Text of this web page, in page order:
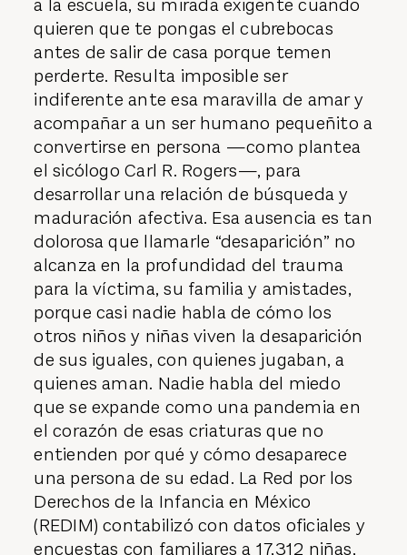
a la escuela, su mirada exigente cuando
quieren que te pongas el cubrebocas
antes de salir de casa porque temen
perderte. Resulta imposible ser
indiferente ante esa maravilla de amar y
acompañar a un ser humano pequeñito a
convertirse en persona —como plantea
el sicólogo Carl R. Rogers—, para
desarrollar una relación de búsqueda y
maduración afectiva. Esa ausencia es tan
dolorosa que llamarle “desaparición” no
alcanza en la profundidad del trauma
para la víctima, su familia y amistades,
porque casi nadie habla de cómo los
otros niños y niñas viven la desaparición
de sus iguales, con quienes jugaban, a
quienes aman. Nadie habla del miedo
que se expande como una pandemia en
el corazón de esas criaturas que no
entienden por qué y cómo desaparece
una persona de su edad. La Red por los
Derechos de la Infancia en México
(REDIM) contabilizó con datos oficiales y
encuestas con familiares a 17,312 niñas,